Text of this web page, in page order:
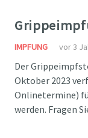
IMPFUNG vor 3
Der
Oktober 2023
Onlinetermine)
werden. Fragen